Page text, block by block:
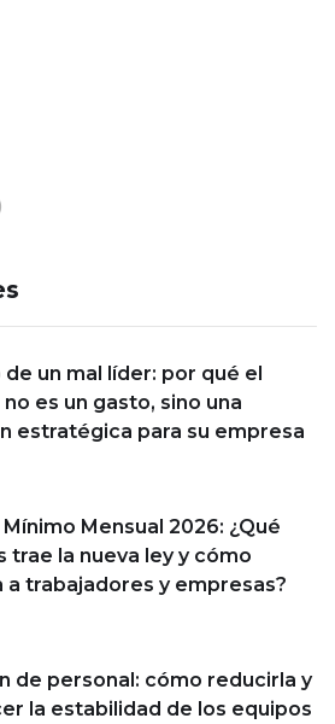
de un mal líder: por qué el
no es un gasto, sino una
estratégica para su empresa
Mínimo Mensual 2026: ¿Qué
trae la nueva ley y cómo
a trabajadores y empresas?
de personal: cómo reducirla y
la estabilidad de los equipos